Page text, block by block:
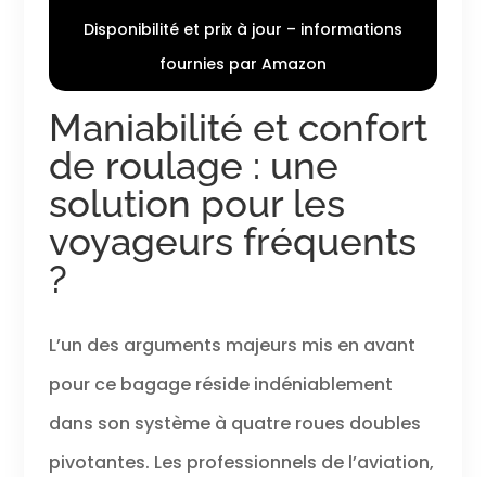
capacité de
lorsque vous
avez besoin de
plus d'espace.
Appuyez
simplement sur
les boutons CX
et tirez sur les
côtés pour
l'étendre. Une
vers le bas pour
Dossier à
vêtements à
trois volets : avec
barre en mousse
Disponibilité et prix à jour – informations
fournies par Amazon
Maniabilité et confort
de roulage : une
solution pour les
voyageurs fréquents
?
L’un des arguments majeurs mis en avant
pour ce bagage réside indéniablement
dans son système à quatre roues doubles
pivotantes. Les professionnels de l’aviation,